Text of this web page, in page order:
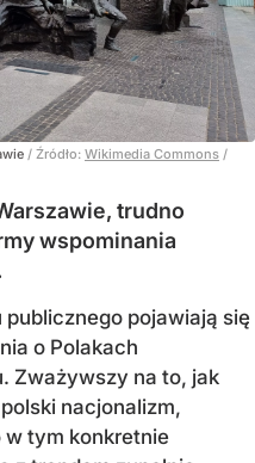
/ Źródło: Wikimedia Commons /
trudno
wspominania
pojawiają się
o Polakach
Zważywszy na to, jak
nacjonalizm,
w tym konkretnie